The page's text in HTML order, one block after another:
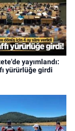
yayımlandı:
yürürlüğe girdi